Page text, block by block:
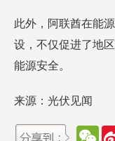
此外，阿联酋在能
设，不仅促进了地
能源安全。
来源：光伏见闻
W